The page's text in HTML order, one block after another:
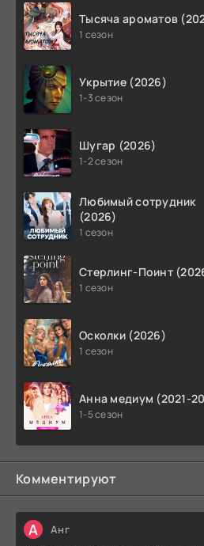
Тысяча ароматов
1 сезон
Укрытие (2026)
1-3 сезон
Шугар (2026)
1-2 сезон
Любимый сотрудник
(2026)
1 сезон
Стерлинг-Поинт
1 сезон
Осколки (2026)
1 сезон
Анна медиум (2021-
1-5 сезон
Комментируют
А Анг